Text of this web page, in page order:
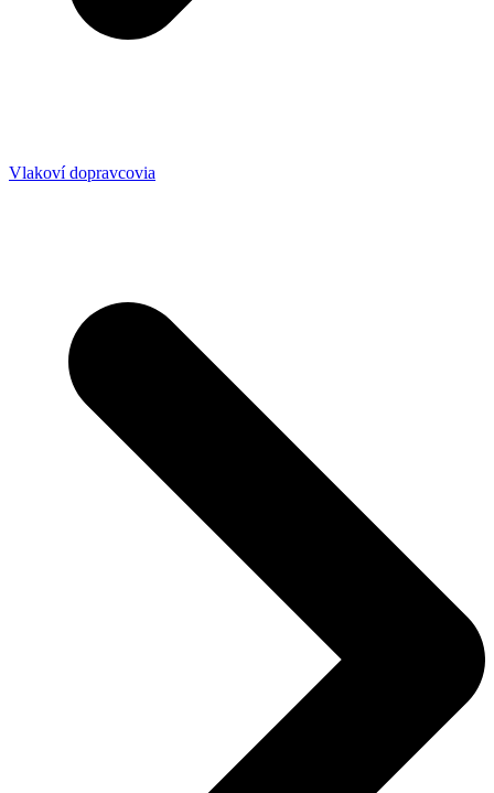
Vlakoví dopravcovia